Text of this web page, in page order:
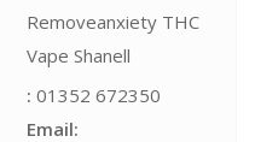
Removeanxiety THC
Vape Shanell
: 01352 672350
Email: